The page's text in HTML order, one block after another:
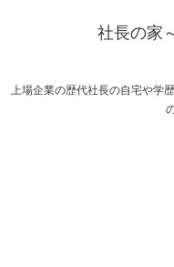
社長の家
上場企業の歴代社長の自宅や学